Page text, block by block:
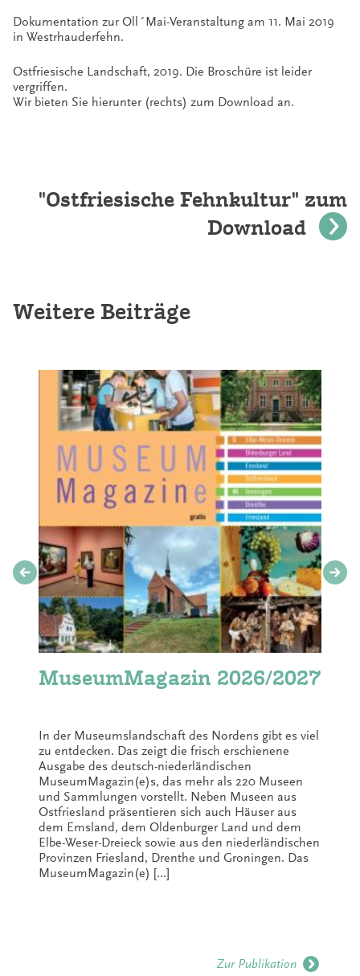
Dokumentation zur Oll´Mai-Veranstaltung am 11. Mai 2019
in Westrhauderfehn.
Ostfriesische Landschaft, 2019. Die Broschüre ist leider
vergriffen.
Wir bieten Sie hierunter (rechts) zum Download an.
"Ostfriesische Fehnkultur" zum
Download
Weitere Beiträge
MuseumMagazin 2026/2027
In der Museumslandschaft des Nordens gibt es viel
zu entdecken. Das zeigt die frisch erschienene
Ausgabe des deutsch-niederländischen
MuseumMagazin(e)s, das mehr als 220 Museen
und Sammlungen vorstellt. Neben Museen aus
Ostfriesland präsentieren sich auch Häuser aus
dem Emsland, dem Oldenburger Land und dem
Elbe-Weser-Dreieck sowie aus den niederländischen
Provinzen Friesland, Drenthe und Groningen. Das
MuseumMagazin(e) […]
Zur Publikation